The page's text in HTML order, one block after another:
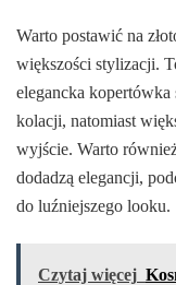
Warto postawić na
większości stylizacji.
elegancka kopertówka
kolacji, natomiast
wyjście. Warto
dodadzą elegancji,
do luźniejszego looku.
Czytaj więcej